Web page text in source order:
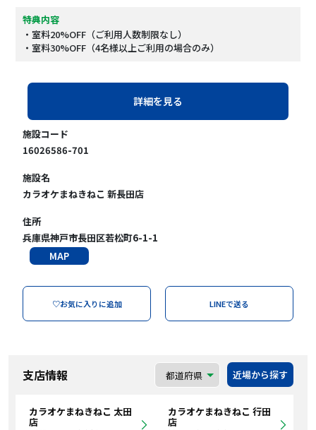
特典内容
・室料20%OFF（ご利用人数制限なし）
・室料30%OFF（4名様以上ご利用の場合のみ）
詳細を見る
施設コード
16026586-701
施設名
カラオケまねきねこ 新長田店
住所
兵庫県神戸市長田区若松町6-1-1
MAP
♡お気に入りに追加 LINEで送る
支店情報 近場から探す
カラオケまねきねこ 太田
店
カラオケまねきねこ 行田
店